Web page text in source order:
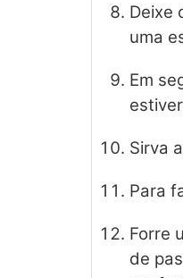
Deixe
uma
Em
Sirva
Para
Forre
de